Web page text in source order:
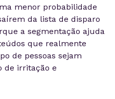
menor probabilidade
da lista de disparo
a segmentação ajuda
que realmente
de pessoas sejam
de irritação e